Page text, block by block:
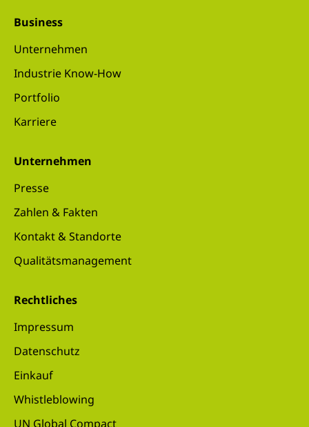
Business
Unternehmen
Industrie Know-How
Portfolio
Karriere
Unternehmen
Presse
Zahlen & Fakten
Kontakt & Standorte
Qualitätsmanagement
Rechtliches
Impressum
Datenschutz
Einkauf
Whistleblowing
UN Global Compact